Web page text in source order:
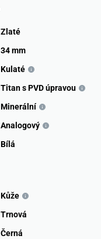
Zlaté
34 mm
Kulaté
Titan s PVD úpravou
Minerální
Analogový
Bílá
Kůže
Trnová
Černá